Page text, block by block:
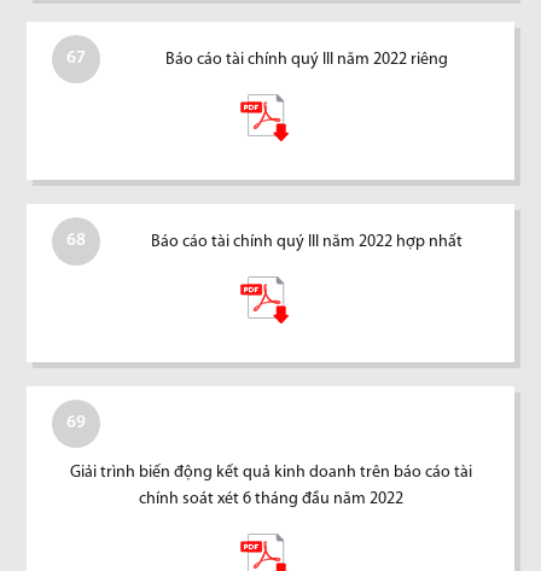
67 Báo cáo tài chính quý III năm 2022 riêng
68 Báo cáo tài chính quý III năm 2022 hợp nhất
69
Giải trình biến động kết quả kinh doanh trên báo cáo tài
chính soát xét 6 tháng đầu năm 2022